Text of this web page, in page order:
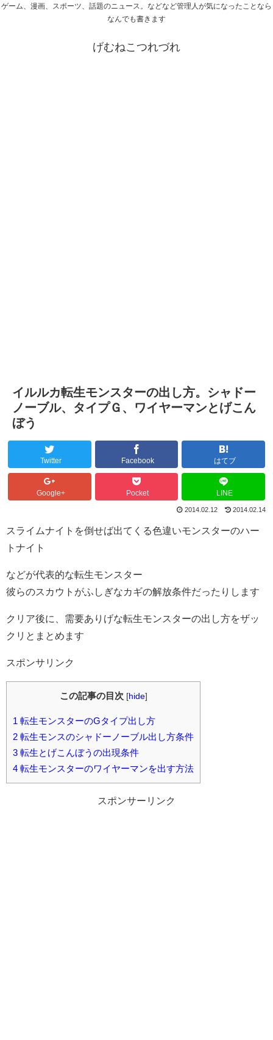
ゲーム、漫画、スポーツ、話題のニュース。などなど管理人が気になったことなら
なんでも書きます
げむねこつれづれ
イルルカ転生モンスターの出し方。シャドー
ノーブル、タイプＧ、ワイヤーマンとげこん
ぼう
Twitter Facebook はてブ
Google+ Pocket LINE
2014.02.12 2014.02.14
スライムナイトを倒せば出てくる色違いモンスターのハー
トナイト
などが代表的な転生モンスター
彼らのスカウトがふしぎなカギの解放条件だったりします
クリア後に、需要ありげな転生モンスターの出し方をザッ
クリとまとめます
スポンサリンク
この記事の目次 [hide]
1 転生モンスターのGタイプ出し方
2 転生モンスのシャドーノーブル出し方条件
3 転生とげこんぼうの出現条件
4 転生モンスターのワイヤーマンを出す方法
スポンサーリンク